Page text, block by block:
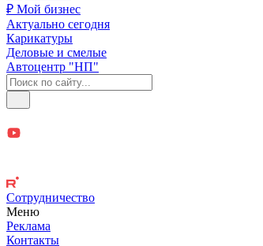
₽ Мой бизнес
Актуально сегодня
Карикатуры
Деловые и смелые
Автоцентр "НП"
Сотрудничество
Меню
Реклама
Контакты